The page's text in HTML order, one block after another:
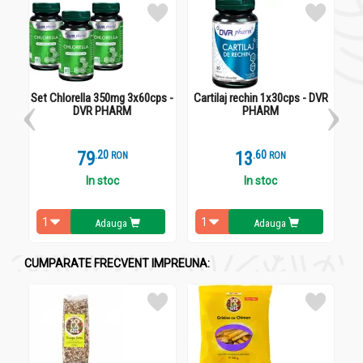
doresc să prevină deficiențele de fier.
Deficiența de fiereste una dintre cele mai comune carențe
nutriționale din lume, având un impact semnificativ asupra
sănătății generale.
numărul globulelor roșii din sânge scade din cauza lipsei de
hemoglobină, iar acest lucru afectează capacitatea
organismului de a transporta oxigenul. Cauzele deficienței de
fier includ alimentația insuficientă în fier, pierderi mari de sânge
Set Chlorella 350mg 3x60cps -
DVR PHARM
79.2 RON
In stoc
Adauga
Cartilaj rechin 1x30cps - DVR
PHARM
13.6 RON
In stoc
Adauga
CUMPARATE FRECVENT IMPREUNA: